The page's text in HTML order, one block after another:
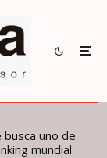
busca uno de
mundial